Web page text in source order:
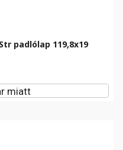
padlólap 119,8x19
miatt